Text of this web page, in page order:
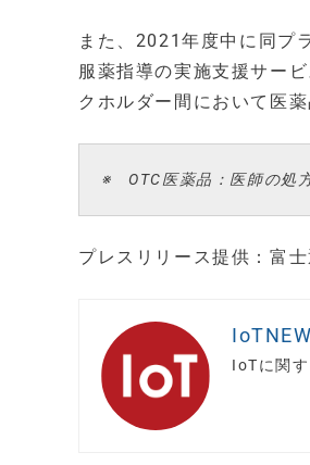
また、2021年度中に同プ
服薬指導の実施支援サー
クホルダー間において医
※ OTC医薬品：医師の処
プレスリリース提供：富士
IoTに関